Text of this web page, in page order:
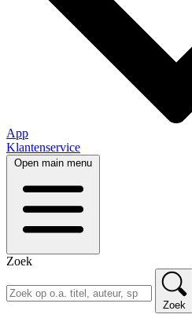
App
Klantenservice
Open main menu
Zoek
Zoek